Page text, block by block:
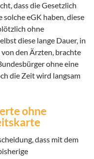
dass die Gesetzlich
eGK haben, diese
ohne
diese lange Dauer, in
den Ärzten, brachte
ohne eine
die Zeit wird langsam
ohne
dass mit dem